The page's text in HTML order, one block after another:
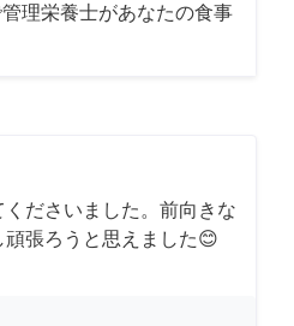
理栄養士があなたの食事
ださいました。前向きな
張ろうと思えました😊